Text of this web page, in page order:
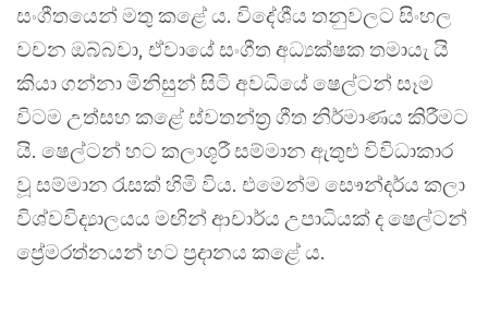
සංගීතයෙන් මතු කළේ ය. විදේශීය තනුවලට සිංහල
වචන ඔබ්බවා, ඒවායේ සංගීත අධ්‍යක්ෂක තමායැ යි
කියා ගන්නා මිනිසුන් සිටි අවධියේ ෂෙල්ටන් සෑම
විටම උත්සහ කළේ ස්වතන්ත්‍ර ගීත නිර්මාණය කිරීමට
යි. ෂෙල්ටන් හට කලාශූරී සම්මාන ඇතුළු විවිධාකාර
වූ සම්මාන රැසක් හිමි විය. එමෙන්ම සෞන්දර්ය කලා
විශ්වවිද්‍යාලයය මඟින් ආචාර්ය උපාධියක් ද ෂෙල්ටන්
ප්‍රේමරත්නයන් හට ප්‍රදානය කළේ ය.